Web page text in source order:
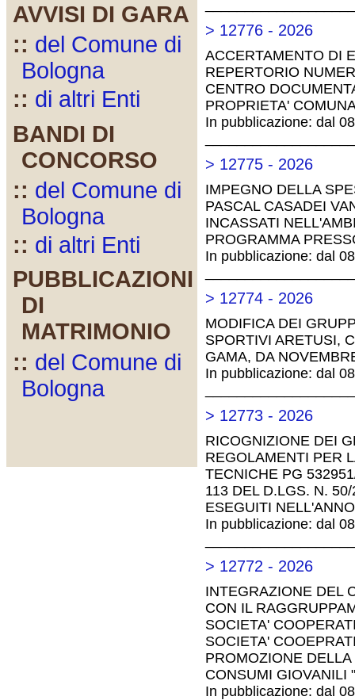
AVVISI DI GARA
:: del Comune di
Bologna
:: di altri Enti
BANDI DI
CONCORSO
:: del Comune di
Bologna
:: di altri Enti
PUBBLICAZIONI
DI
MATRIMONIO
:: del Comune di
Bologna
> 12776 - 2026
ACCERTAMENTO DI
REPERTORIO
CENTRO
PROPRIETA'
In pubblicazione: dal
> 12775 - 2026
IMPEGNO DELLA
PASCAL CASADEI
INCASSATI
PROGRAMMA
In pubblicazione: dal
> 12774 - 2026
MODIFICA DEI
SPORTIVI ARETUSI,
GAMA, DA
In pubblicazione: dal
> 12773 - 2026
RICOGNIZIONE DEI
REGOLAMENTI PER
TECNICHE PG
113 DEL D.LGS. N.
ESEGUITI
In pubblicazione: dal
> 12772 - 2026
INTEGRAZIONE DEL
CON IL
SOCIETA'
SOCIETA'
PROMOZIONE
CONSUMI GIOVANILI
In pubblicazione: dal